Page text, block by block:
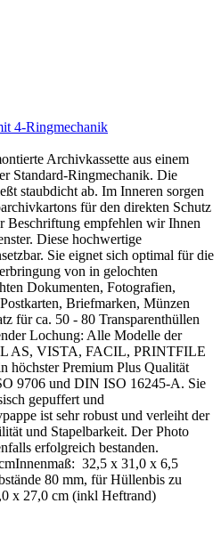
4-Ringmechanik
Archivkassette aus einem
Standard-Ringmechanik. Die
staubdicht ab. Im Inneren sorgen
für den direkten Schutz
Beschriftung empfehlen wir Ihnen
Diese hochwertige
Sie eignet sich optimal für die
von in gelochten
Dokumenten, Fotografien,
Briefmarken, Münzen
für ca. 50 - 80 Transparenthüllen
Lochung: Alle Modelle der
AS, VISTA, FACIL, PRINTFILE
höchster Premium Plus Qualität
9706 und DIN ISO 16245-A. Sie
gepuffert und
ist sehr robust und verleiht der
und Stapelbarkeit. Der Photo
erfolgreich bestanden.
32,5 x 31,0 x 6,5
80 mm, für Hüllenbis zu
x 27,0 cm (inkl Heftrand)